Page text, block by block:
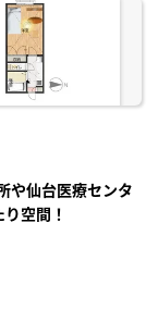
や仙台医療センタ
空間！